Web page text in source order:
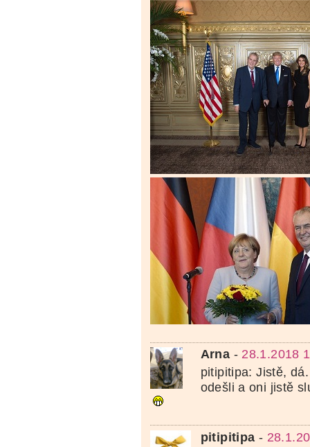
Arna - 28.1.2018
pitipitipa: Jistě,
odešli a oni jistě
pitipitipa -